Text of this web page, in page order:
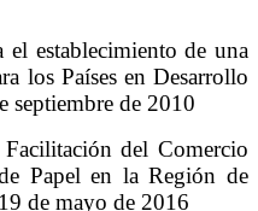
establecimiento de una
los Países en Desarrollo
septiembre de 2010
del Comercio
Papel en la Región de
de mayo de 2016